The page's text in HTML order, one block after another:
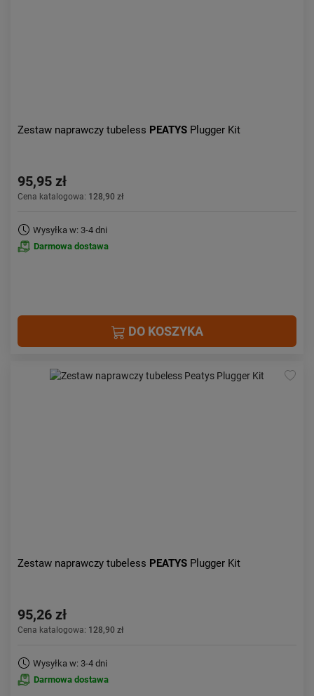
Zestaw naprawczy tubeless PEATYS Plugger Kit
95,95 zł
Cena katalogowa: 128,90 zł
Wysyłka w: 3-4 dni
Darmowa dostawa
DO KOSZYKA
Zestaw naprawczy tubeless PEATYS Plugger Kit
95,26 zł
Cena katalogowa: 128,90 zł
Wysyłka w: 3-4 dni
Darmowa dostawa